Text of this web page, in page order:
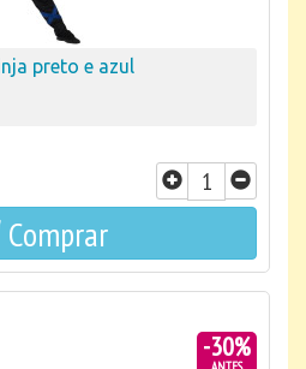
preto e azul
Comprar
-30%